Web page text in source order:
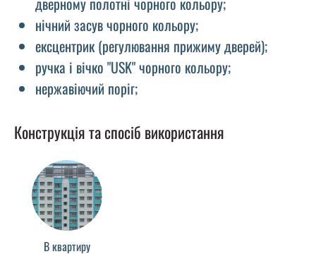
нічний засув чорного кольору;
ексцентрик (регулювання прижиму дверей);
ручка і вічко "USK" чорного кольору;
нержавіючий поріг;
Конструкція та спосіб використання
В квартиру